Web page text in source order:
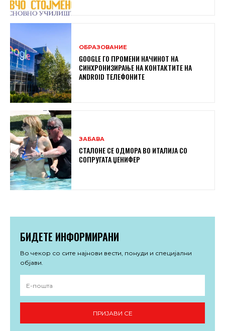
ОБРАЗОВАНИЕ
GOOGLE ГО ПРОМЕНИ НАЧИНОТ НА
СИНХРОНИЗИРАЊЕ НА КОНТАКТИТЕ НА
ANDROID ТЕЛЕФОНИТЕ
ЗАБАВА
СТАЛОНЕ СЕ ОДМОРА ВО ИТАЛИЈА СО
СОПРУГАТА ЏЕНИФЕР
БИДЕТЕ ИНФОРМИРАНИ
Во чекор со сите најнови вести, понуди и специјални
објави.
ПРИЈАВИ СЕ